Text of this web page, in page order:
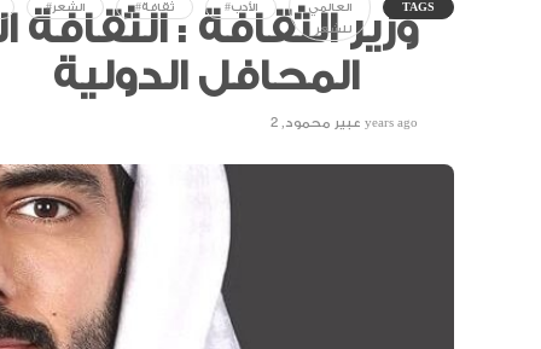
وزير الثقافة :
المحافل الدولية
عبير محمود, 2 years ago
TAGS
العالمي
للشعر
#الأدب #ثقافة #الشعر